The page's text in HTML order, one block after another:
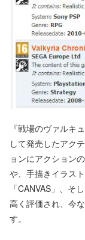
『戦場のヴァルキ
して発売したアク
ョンにアクション
や、手描きイラス
「CANVAS」、そ
高く評価され、今
す。